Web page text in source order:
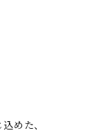
めた、